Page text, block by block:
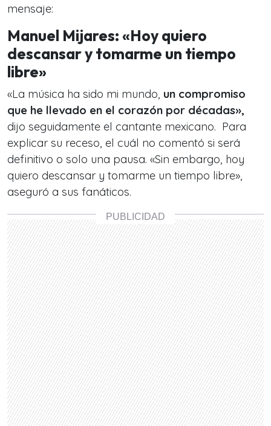
mensaje:
Manuel Mijares: «Hoy quiero
descansar y tomarme un tiempo
libre»
«La música ha sido mi mundo, un compromiso
que he llevado en el corazón por décadas»,
dijo seguidamente el cantante mexicano. Para
explicar su receso, el cuál no comentó si será
definitivo o solo una pausa. «Sin embargo, hoy
quiero descansar y tomarme un tiempo libre»,
aseguró a sus fanáticos.